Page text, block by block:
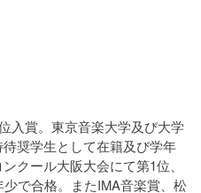
入賞。東京音楽大学及び大学
奨学生として在籍及び学年
クール大阪大会にて第1位、
で合格。またIMA音楽賞、松